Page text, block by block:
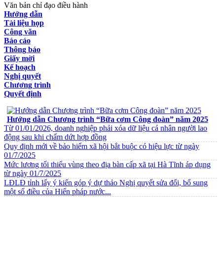
Văn bản chỉ đạo điều hành
Hướng dẫn
Tài liệu họp
Công văn
Báo cáo
Thông báo
Giấy mời
Kế hoạch
Nghị quyết
Chương trình
Quyết định
Hướng dẫn Chương trình “Bữa cơm Công đoàn” năm 2025
Từ 01/01/2026, doanh nghiệp phải xóa dữ liệu cá nhân người lao
động sau khi chấm dứt hợp đồng
Quy định mới về bảo hiểm xã hội bắt buộc có hiệu lực từ ngày
01/7/2025
Mức lương tối thiểu vùng theo địa bàn cấp xã tại Hà Tĩnh áp dụng
từ ngày 01/7/2025
LĐLĐ tỉnh lấy ý kiến góp ý dự thảo Nghị quyết sửa đổi, bổ sung
một số điều của Hiến pháp nước...